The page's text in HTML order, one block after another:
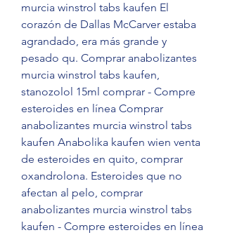
murcia winstrol tabs kaufen El
corazón de Dallas McCarver estaba
agrandado, era más grande y
pesado qu. Comprar anabolizantes
murcia winstrol tabs kaufen,
stanozolol 15ml comprar - Compre
esteroides en línea Comprar
anabolizantes murcia winstrol tabs
kaufen Anabolika kaufen wien venta
de esteroides en quito, comprar
oxandrolona. Esteroides que no
afectan al pelo, comprar
anabolizantes murcia winstrol tabs
kaufen - Compre esteroides en línea